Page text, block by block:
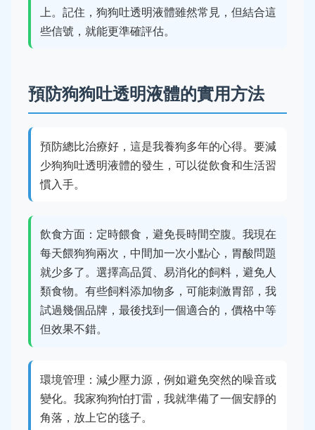
上。記住，狗狗吐透明液體雖然常見，但結合這
些信號，就能更準確評估。
預防狗狗吐透明液體的實用方法
預防總比治療好，這是我養狗多年的心得。要減
少狗狗吐透明液體的發生，可以從飲食和生活習
慣入手。
飲食方面：定時餵食，避免長時間空腹。我現在
每天餵狗狗兩次，中間加一次小點心，胃酸問題
就少多了。選擇高品質、易消化的飼料，避免人
類食物。有些飼料添加物多，可能刺激胃部，我
試過幾個品牌，最後找到一個適合的，價格中等
但效果不錯。
環境管理：減少壓力源，例如避免突然的噪音或
變化。我家狗狗怕打雷，我就準備了一個安靜的
角落，放上它的毯子。